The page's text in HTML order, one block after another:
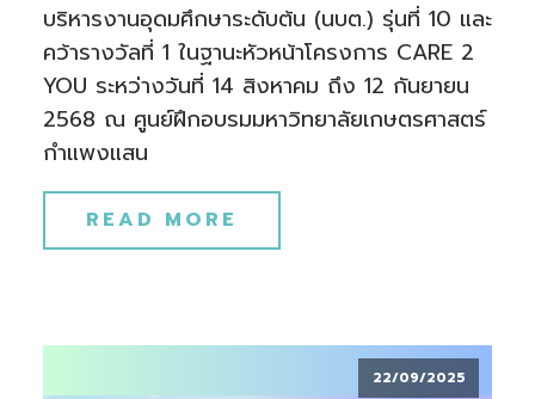
บริหารงานอุดมศึกษาระดับต้น (นบต.) รุ่นที่ 10 และ
คว้ารางวัลที่ 1 ในฐานะหัวหน้าโครงการ CARE 2
YOU ระหว่างวันที่ 14 สิงหาคม ถึง 12 กันยายน
2568 ณ ศูนย์ฝึกอบรมมหาวิทยาลัยเกษตรศาสตร์
กำแพงแสน
READ MORE
22/09/2025